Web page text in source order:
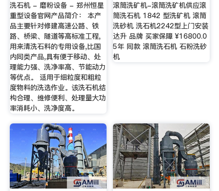
洗石机 - 磨粉设备 - 郑州恒星
重型设备官网产品简介： 本产
品主要针对修建高速公路、铁
路、桥梁、隧道等高标准工程,
用来清洗石料的专用设备,比国
内同类产品,具有便于移动、处
理能力强、洗净率高、节能动力
等优点。 适用于细粒度和粗粒
度物料的洗选作业。该洗石机结
构合理、维修便利、处理量大功
率消耗小、洗净度高。
滚筒洗矿机-滚筒洗矿机供应滚
筒洗石机 1842 型洗矿机 滚筒
洗砂机 洗石机2242型上门安装
达升 品牌 买家保障 ¥16800.0
5年 同款 滚筒洗石机 石粉洗砂
机